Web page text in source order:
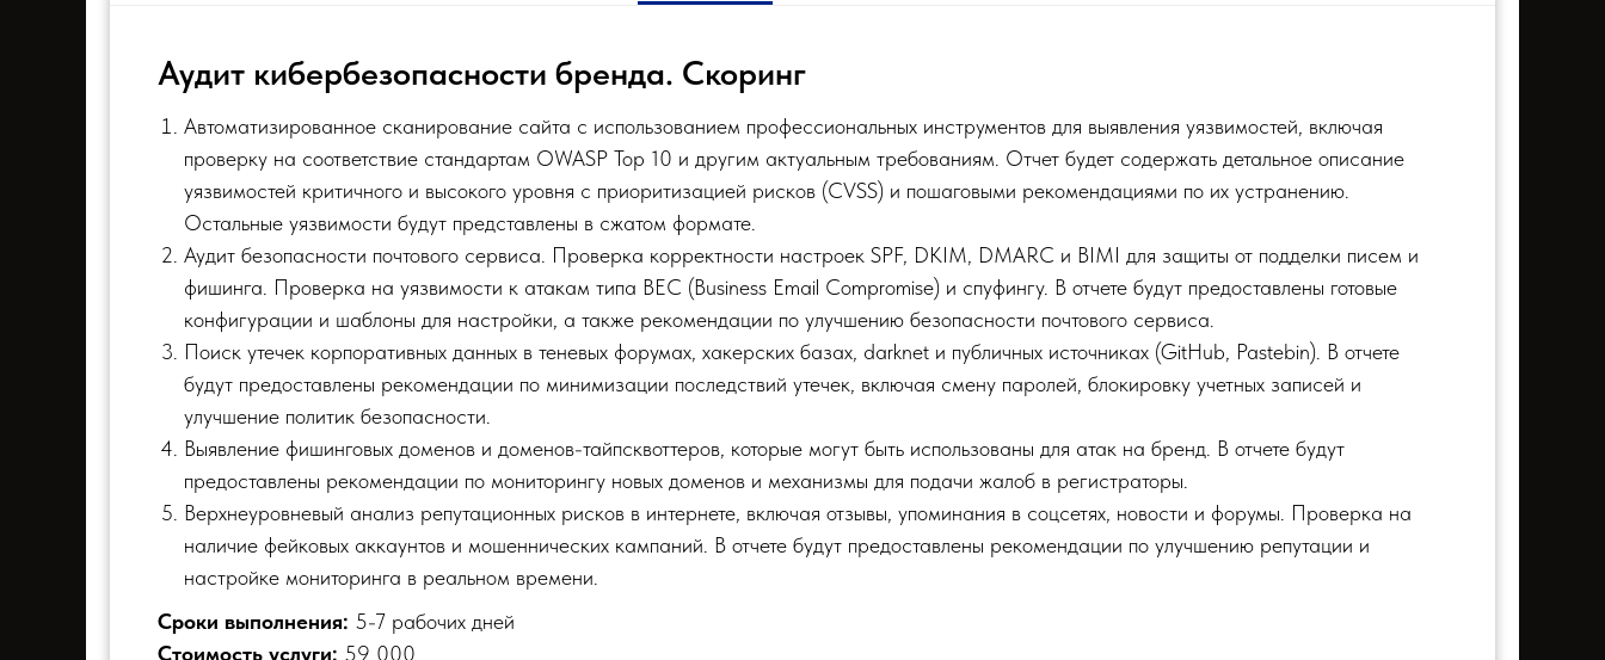
Аудит кибербезопасности бренда. Скоринг
Автоматизированное сканирование сайта с использованием профессиональных инструментов для выявления уязвимостей, включая
проверку на соответствие стандартам OWASP Top 10 и другим актуальным требованиям. Отчет будет содержать детальное описание
уязвимостей критичного и высокого уровня с приоритизацией рисков (CVSS) и пошаговыми рекомендациями по их устранению.
Остальные уязвимости будут представлены в сжатом формате.
Аудит безопасности почтового сервиса. Проверка корректности настроек SPF, DKIM, DMARC и BIMI для защиты от подделки писем и
фишинга. Проверка на уязвимости к атакам типа BEC (Business Email Compromise) и спуфингу. В отчете будут предоставлены готовые
конфигурации и шаблоны для настройки, а также рекомендации по улучшению безопасности почтового сервиса.
Поиск утечек корпоративных данных в теневых форумах, хакерских базах, darknet и публичных источниках (GitHub, Pastebin). В отчете
будут предоставлены рекомендации по минимизации последствий утечек, включая смену паролей, блокировку учетных записей и
улучшение политик безопасности.
Выявление фишинговых доменов и доменов-тайпсквоттеров, которые могут быть использованы для атак на бренд. В отчете будут
предоставлены рекомендации по мониторингу новых доменов и механизмы для подачи жалоб в регистраторы.
Верхнеуровневый анализ репутационных рисков в интернете, включая отзывы, упоминания в соцсетях, новости и форумы. Проверка на
наличие фейковых аккаунтов и мошеннических кампаний. В отчете будут предоставлены рекомендации по улучшению репутации и
настройке мониторинга в реальном времени.
Сроки выполнения: 5-7 рабочих дней
Стоимость услуги: 59 000